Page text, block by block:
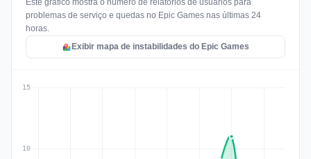
Este gráfico mostra o número de relatórios de usuários para
problemas de serviço e quedas no Epic Games nas últimas 24
horas.
Exibir mapa de instabilidades do Epic Games